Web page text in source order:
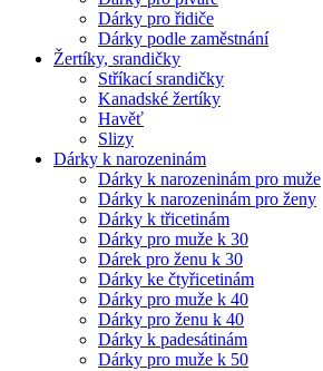
Dárky pro řidiče
Dárky podle zaměstnání
Žertíky, srandičky
Stříkací srandičky
Kanadské žertíky
Havěť
Slizy
Dárky k narozeninám
Dárky k narozeninám pro muže
Dárky k narozeninám pro ženy
Dárky k třicetinám
Dárky pro muže k 30
Dárek pro ženu k 30
Dárky ke čtyřicetinám
Dárky pro muže k 40
Dárky pro ženu k 40
Dárky k padesátinám
Dárky pro muže k 50